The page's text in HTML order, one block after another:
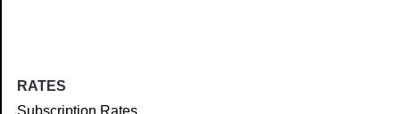
RATES